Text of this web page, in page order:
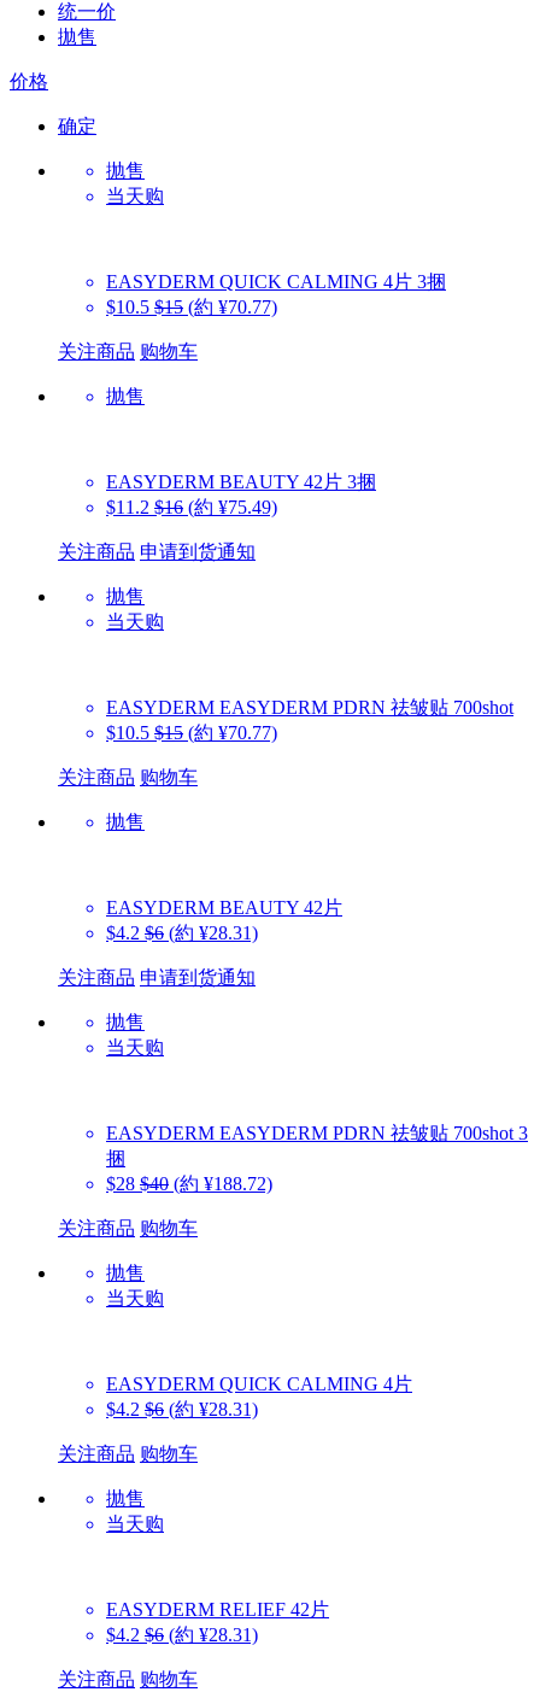
统一价
拋售
价格
确定
抛售
当天购
EASYDERM QUICK CALMING 4片 3捆
$10.5 $15 (約 ¥70.77)
关注商品 购物车
抛售
EASYDERM BEAUTY 42片 3捆
$11.2 $16 (約 ¥75.49)
关注商品 申请到货通知
抛售
当天购
EASYDERM EASYDERM PDRN 祛皱贴 700shot
$10.5 $15 (約 ¥70.77)
关注商品 购物车
抛售
EASYDERM BEAUTY 42片
$4.2 $6 (約 ¥28.31)
关注商品 申请到货通知
抛售
当天购
EASYDERM EASYDERM PDRN 祛皱贴 700shot 3
捆
$28 $40 (約 ¥188.72)
关注商品 购物车
抛售
当天购
EASYDERM QUICK CALMING 4片
$4.2 $6 (約 ¥28.31)
关注商品 购物车
抛售
当天购
EASYDERM RELIEF 42片
$4.2 $6 (約 ¥28.31)
关注商品 购物车